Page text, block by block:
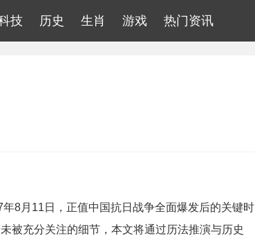
技 历史 生肖 游戏 热门资讯
8月11日，正值中国抗日战争全面爆发后的关键时
被充分关注的细节，本文将通过历法推演与历史